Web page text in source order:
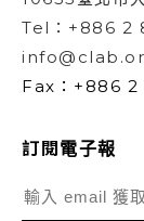
Tel：+886 2
Fax：+886
訂閱電子報